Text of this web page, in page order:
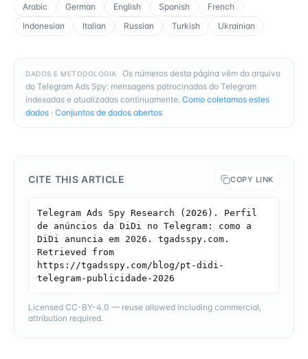
Arabic
German English Spanish
French
Indonesian
Italian Russian Turkish Ukrainian
DADOS E METODOLOGIA
Os números desta página vêm do arquivo
do Telegram Ads Spy: mensagens patrocinadas do Telegram
indexadas e atualizadas continuamente. Como coletamos estes
dados · Conjuntos de dados abertos
CITE THIS ARTICLE COPY LINK
Telegram Ads Spy Research (2026). Perfil
de anúncios da DiDi no Telegram: como a
DiDi anuncia em 2026. tgadsspy.com.
Retrieved from
https://tgadsspy.com/blog/pt-didi-
telegram-publicidade-2026
Licensed CC-BY-4.0 — reuse allowed including commercial,
attribution required.